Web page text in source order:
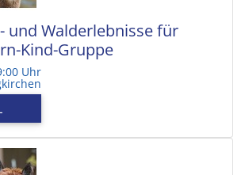
und Walderlebnisse für
Kind-Gruppe
Uhr